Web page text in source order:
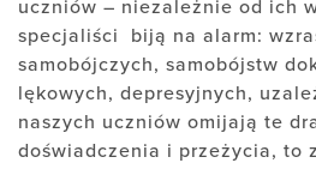
uczniów – niezależnie od ich
specjaliści
biją na alarm:
samobójczych, samobójstw
lękowych, depresyjnych,
naszych uczniów omijają te
doświadczenia i przeżycia, to